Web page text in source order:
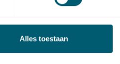
Alles toestaan